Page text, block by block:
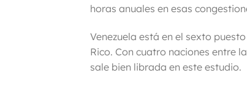
horas anuales en esas
Venezuela está en el sexto
Rico. Con cuatro naciones entre
sale bien librada en este estudio.